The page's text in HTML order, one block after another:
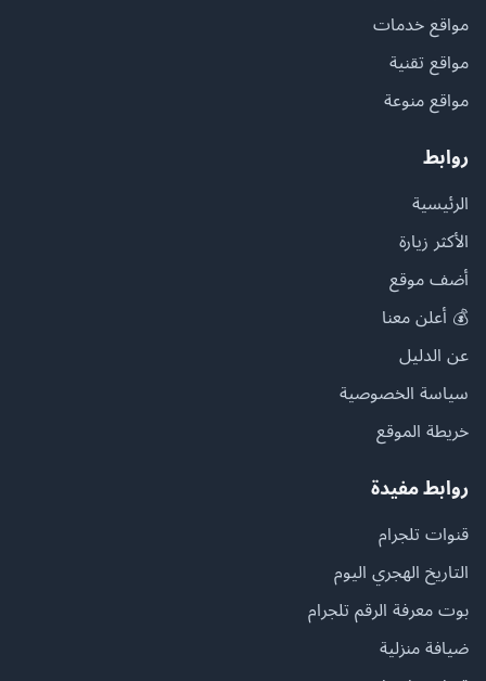
مواقع خدمات
مواقع تقنية
مواقع منوعة
روابط
الرئيسية
الأكثر زيارة
أضف موقع
💰 أعلن معنا
عن الدليل
سياسة الخصوصية
خريطة الموقع
روابط مفيدة
قنوات تلجرام
التاريخ الهجري اليوم
بوت معرفة الرقم تلجرام
ضيافة منزلية